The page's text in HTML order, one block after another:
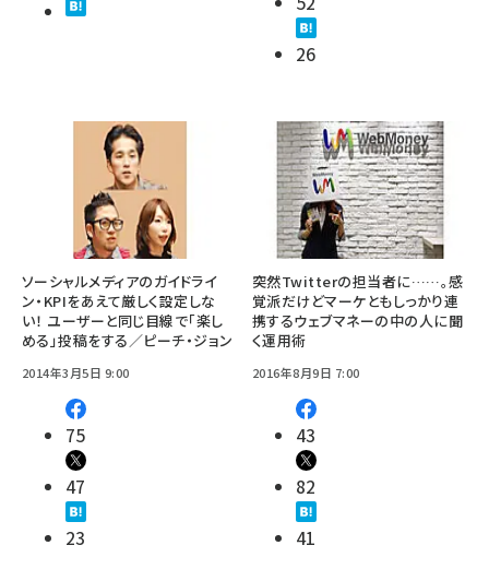
26
ソーシャルメディアのガイドライ
ン・KPIをあえて厳しく設定しな
い！ ユーザーと同じ目線で「楽し
める」投稿をする／ピーチ・ジョン
2014年3月5日 9:00
75
47
23
突然Twitterの担当者に……。感
覚派だけどマーケともしっかり連
携するウェブマネーの中の人に聞
く運用術
2016年8月9日 7:00
43
82
41